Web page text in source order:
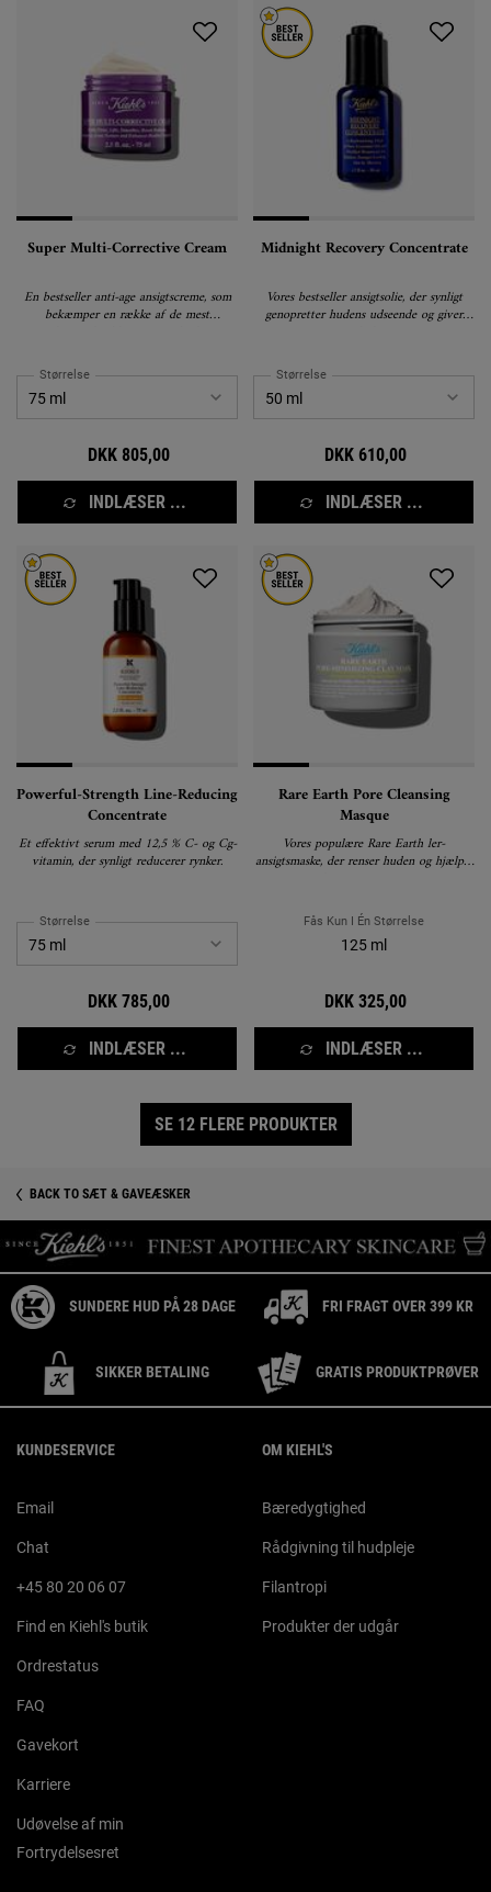
Super Multi-Corrective Cream
En bestseller anti-age ansigtscreme, som
bekæmper en række af de mest
Størrelse
DKK 805,00
INDLÆSER ...
Midnight Recovery Concentrate
Vores bestseller ansigtsolie, der synligt
genopretter hudens udseende og giver
Størrelse
DKK 610,00
INDLÆSER ...
Powerful-Strength Line-Reducing
Concentrate
Et effektivt serum med 12,5 % C- og Cg-
vitamin, der synligt reducerer rynker.
Størrelse
DKK 785,00
INDLÆSER ...
Rare Earth Pore Cleansing
Masque
Vores populære Rare Earth ler-
ansigtsmaske, der renser huden og hjælper
Fås Kun I Én Størrelse
125 ml
DKK 325,00
INDLÆSER ...
SE 12 FLERE PRODUKTER
BACK TO SÆT & GAVEÆSKER
SUNDERE HUD PÅ 28 DAGE FRI FRAGT OVER 399 KR
SIKKER BETALING GRATIS PRODUKTPRØVER
KUNDESERVICE
Email
Chat
+45 80 20 06 07
Find en Kiehl's butik
Ordrestatus
FAQ
Gavekort
Karriere
Udøvelse af min
Fortrydelsesret
OM KIEHL'S
Bæredygtighed
Rådgivning til hudpleje
Filantropi
Produkter der udgår